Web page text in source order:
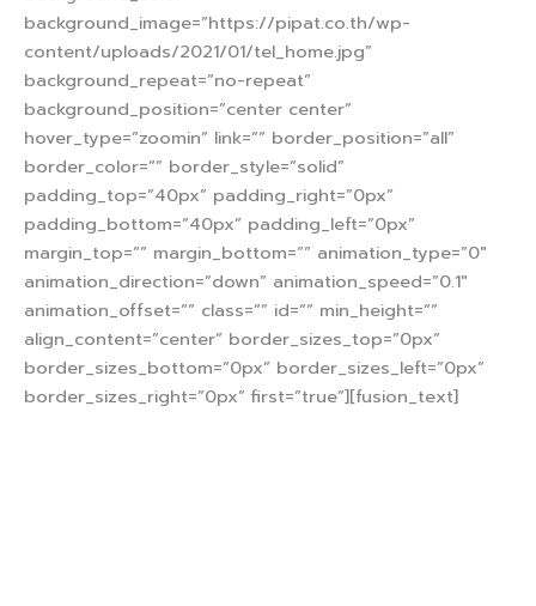
background_image=”https://pipat.co.th/wp-
content/uploads/2021/01/tel_home.jpg”
background_repeat=”no-repeat”
background_position=”center center”
hover_type=”zoomin” link=”” border_position=”all”
border_color=”” border_style=”solid”
padding_top=”40px” padding_right=”0px”
padding_bottom=”40px” padding_left=”0px”
margin_top=”” margin_bottom=”” animation_type=”0″
animation_direction=”down” animation_speed=”0.1″
animation_offset=”” class=”” id=”” min_height=””
align_content=”center” border_sizes_top=”0px”
border_sizes_bottom=”0px” border_sizes_left=”0px”
border_sizes_right=”0px” first=”true”][fusion_text]